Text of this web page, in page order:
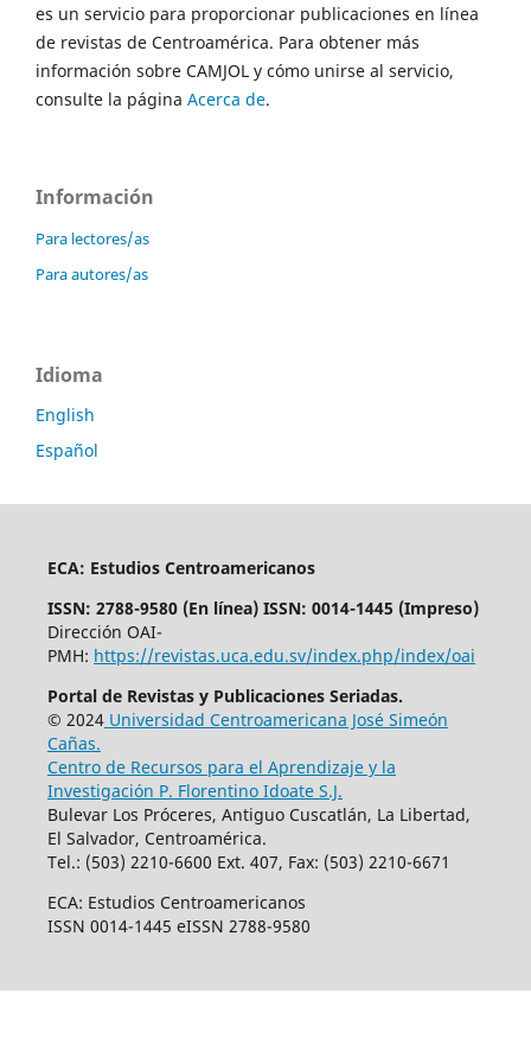
es un servicio para proporcionar publicaciones en línea
de revistas de Centroamérica. Para obtener más
información sobre CAMJOL y cómo unirse al servicio,
consulte la página Acerca de.
Información
Para lectores/as
Para autores/as
Idioma
English
Español
ECA: Estudios Centroamericanos
ISSN: 2788-9580 (En línea) ISSN: 0014-1445 (Impreso)
Dirección OAI-
PMH: https://revistas.uca.edu.sv/index.php/index/oai
Portal de Revistas y Publicaciones Seriadas.
© 2024Universidad Centroamericana José Simeón
Cañas.
Centro de Recursos para el Aprendizaje y la
Investigación P. Florentino Idoate S.J.
Bulevar Los Próceres, Antiguo Cuscatlán, La Libertad,
El Salvador, Centroamérica.
Tel.: (503) 2210-6600 Ext. 407, Fax: (503) 2210-6671
ECA: Estudios Centroamericanos
ISSN 0014-1445 eISSN 2788-9580